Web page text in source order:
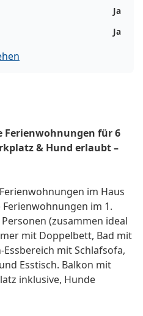
Ja
Ja
Ferienwohnungen für 6
& Hund erlaubt –
im Haus
Ferienwohnungen im 1.
(zusammen ideal
mit Doppelbett, Bad mit
mit Schlafsofa,
Esstisch. Balkon mit
inklusive, Hunde